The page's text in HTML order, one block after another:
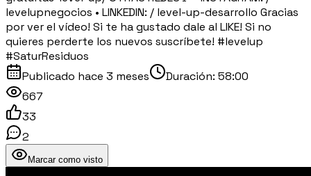
levelupnegocios • LINKEDIN: / level-up-desarrollo Gracias
por ver el vídeo! Si te ha gustado dale al LIKE! Si no
quieres perderte los nuevos suscríbete! #levelup
#SaturResiduos
Publicado hace 3 meses Duración: 58:00
667
33
2
Marcar como visto